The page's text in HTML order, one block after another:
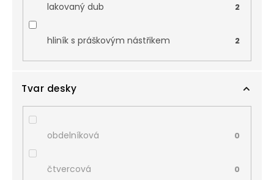
lakovaný dub 2
hliník s práškovým nástřikem 2
Tvar desky
obdelníková 0
čtvercová 0